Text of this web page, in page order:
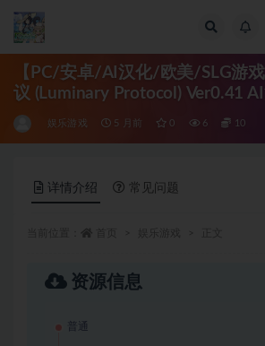
【PC/安卓/AI汉化/欧美/SLG游
议 (Luminary Protocol) Ver0.41
+欧美SLG游戏+6.04G
娱乐游戏 5 月前 0 6 10
详情介绍 常见问题
资源信息
普通